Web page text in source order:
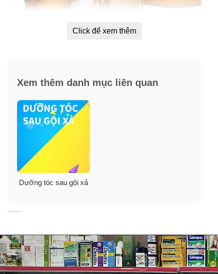
– Xịt dưỡng chống nhiệt CHI 59ml trước khi thực hiện các tác
động từ nhiệt như: sấy, ép, uốn….
– Để chai xịt cách tóc khoảng 15 đến 20cm, sau đó xịt
đều lên tóc từ góc đến ngọn.
Hướng dẫn bảo quản:
– Đậy kín nắp sau khi sử dụng.
– Tránh ánh sáng hoặc nơi gần nguồn điện, ẩm mốc.
– Tránh xa tầm tay trẻ em.
Click để xem thêm
Xem thêm danh mục liên quan
Dưỡng tóc sau gội xả